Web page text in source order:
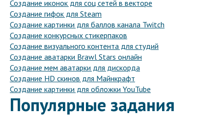
Создание иконок для соц сетей в векторе
Создание гифок для Steam
Создание картинки для баллов канала Twitch
Создание конкурсных стикерпаков
Создание визуального контента для студий
Создание аватарки Brawl Stars онлайн
Создание мем аватарки для дискорда
Создание HD скинов для Майнкрафт
Создание картинки для обложки YouTube
Популярные задания